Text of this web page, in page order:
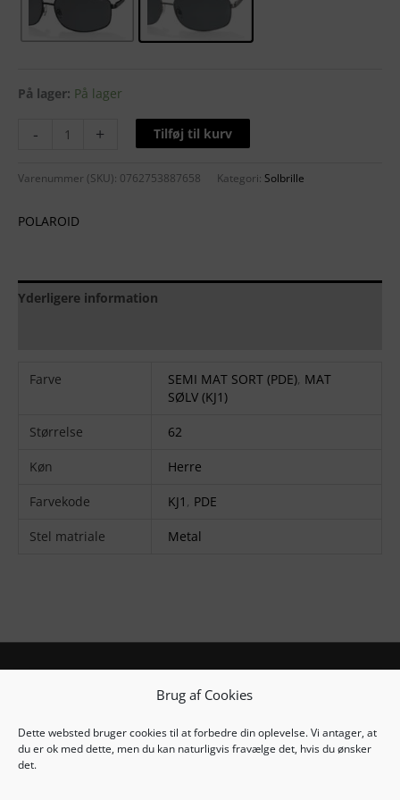
Brug af Cookies
Dette websted bruger cookies til at forbedre din oplevelse. Vi antager, at
du er ok med dette, men du kan naturligvis fravælge det, hvis du ønsker
det.
På lager: På lager
- + Tilføj til kurv
Varenummer (SKU): 0762753887658 Kategori: Solbrille
POLAROID
Yderligere information
Farve SEMI MAT SORT (PDE), MAT
SØLV (KJ1)
Størrelse 62
Køn Herre
Farvekode KJ1 , PDE
Stel matriale Metal